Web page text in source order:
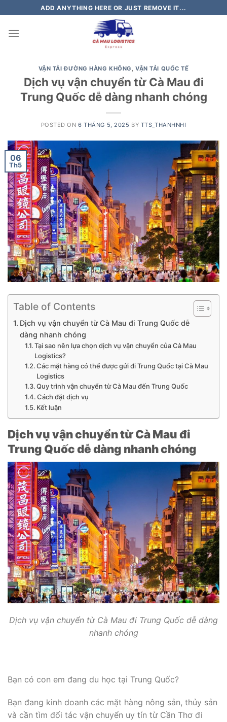
to
content
ADD ANYTHING HERE OR JUST REMOVE IT...
VẬN TẢI ĐƯỜNG HÀNG KHÔNG ,VẬN TẢI QUỐC TẾ
Dịch vụ vận chuyển từ Cà Mau đi
Trung Quốc dễ dàng nhanh chóng
POSTED ON6 THÁNG 5, 2025 BY TTS_THANHNHI
06
Th5
Table of Contents
Dịch vụ vận chuyển từ Cà Mau đi Trung Quốc dễ
dàng nhanh chóng
Tại sao nên lựa chọn dịch vụ vận chuyển của Cà Mau
Logistics?
Các mặt hàng có thể được gửi đi Trung Quốc tại Cà Mau
Logistics
Quy trình vận chuyển từ Cà Mau đến Trung Quốc
Cách đặt dịch vụ
Kết luận
Dịch vụ vận chuyển từ Cà Mau đi
Trung Quốc dễ dàng nhanh chóng
Dịch vụ vận chuyển từ Cà Mau đi Trung Quốc dễ dàng
nhanh chóng
Bạn có con em đang du học tại Trung Quốc?
Bạn đang kinh doanh các mặt hàng nông sản, thủy sản
và cần tìm đối tác vận chuyển uy tín từ Cần Thơ đi